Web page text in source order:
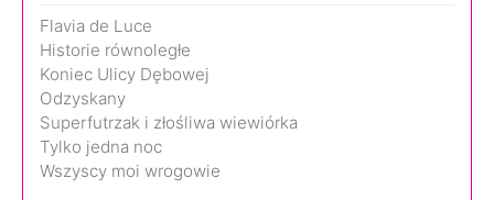
Flavia de Luce
Historie równoległe
Koniec Ulicy Dębowej
Odzyskany
Superfutrzak i złośliwa wiewiórka
Tylko jedna noc
Wszyscy moi wrogowie